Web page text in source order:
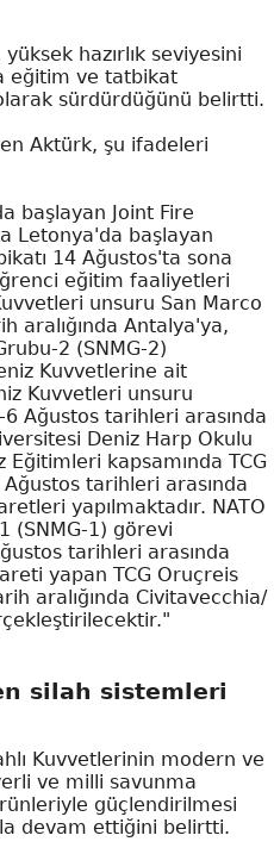
hazırlık seviyesini
eğitim ve tatbikat
sürdürdüğünü belirtti.
Aktürk, şu ifadeleri
başlayan Joint Fire
Letonya'da başlayan
14 Ağustos'ta sona
eğitim faaliyetleri
unsuru San Marco
aralığında Antalya'ya,
2 (SNMG-2)
Kuvvetlerine ait
Kuvvetleri unsuru
Ağustos tarihleri arasında
Deniz Harp Okulu
kapsamında TCG
tarihleri arasında
yapılmaktadır. NATO
(SNMG-1) görevi
tarihleri arasında
yapan TCG Oruçreis
aralığında Civitavecchia/
silah sistemleri
Kuvvetlerinin modern ve
ve milli savunma
güçlendirilmesi
devam ettiğini belirtti.